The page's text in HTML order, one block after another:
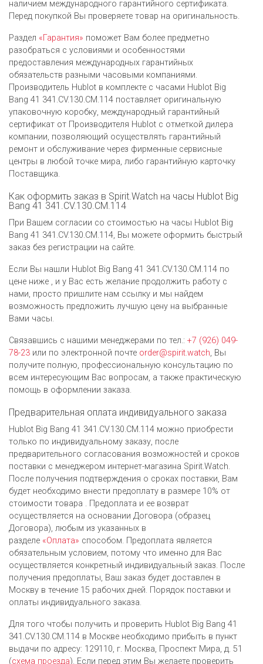
наличием международного гарантийного сертификата.
Перед покупкой Вы проверяете товар на оригинальность.
Раздел «Гарантия» поможет Вам более предметно
разобраться с условиями и особенностями
предоставления международных гарантийных
обязательств разными часовыми компаниями.
Производитель Hublot в комплекте с часами Hublot Big
Bang 41 341.CV.130.CM.114 поставляет оригинальную
упаковочную коробку, международный гарантийный
сертификат от Производителя Hublot c отметкой дилера
компании, позволяющий осуществлять гарантийный
ремонт и обслуживание через фирменные сервисные
центры в любой точке мира, либо гарантийную карточку
Поставщика.
Как оформить заказ в Spirit.Watch на часы Hublot Big
Bang 41 341.CV.130.CM.114
При Вашем согласии со стоимостью на часы Hublot Big
Bang 41 341.CV.130.CM.114, Вы можете оформить быстрый
заказ без регистрации на сайте.
Если Вы нашли Hublot Big Bang 41 341.CV.130.CM.114 по
цене ниже , и у Вас есть желание продолжить работу с
нами, просто пришлите нам ссылку и мы найдем
возможность предложить лучшую цену на выбранные
Вами часы.
Связавшись с нашими менеджерами по тел.: +7 (926) 049-
78-23 или по электронной почте order@spirit.watch, Вы
получите полную, профессиональную консультацию по
всем интересующим Вас вопросам, а также практическую
помощь в оформлении заказа.
Предварительная оплата индивидуального заказа
Hublot Big Bang 41 341.CV.130.CM.114 можно приобрести
только по индивидуальному заказу, после
предварительного согласования возможностей и сроков
поставки с менеджером интернет-магазина Spirit.Watch.
После получения подтверждения о сроках поставки, Вам
будет необходимо внести предоплату в размере 10% от
стоимости товара . Предоплата и ее возврат
осуществляется на основании Договора (образец
Договора), любым из указанных в
разделе «Оплата» способом. Предоплата является
обязательным условием, потому что именно для Вас
осуществляется конкретный индивидуальный заказ. После
получения предоплаты, Ваш заказ будет доставлен в
Москву в течение 15 рабочих дней. Порядок поставки и
оплаты индивидуального заказа.
Для того чтобы получить и проверить Hublot Big Bang 41
341.CV.130.CM.114 в Москве необходимо прибыть в пункт
выдачи по адресу: 129110, г. Москва, Проспект Мира, д. 51
(схема проезда). Если перед этим Вы желаете проверить